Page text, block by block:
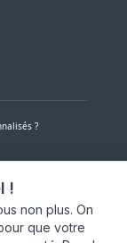
!
non plus. On
que votre
?
de 7h30 à 16h